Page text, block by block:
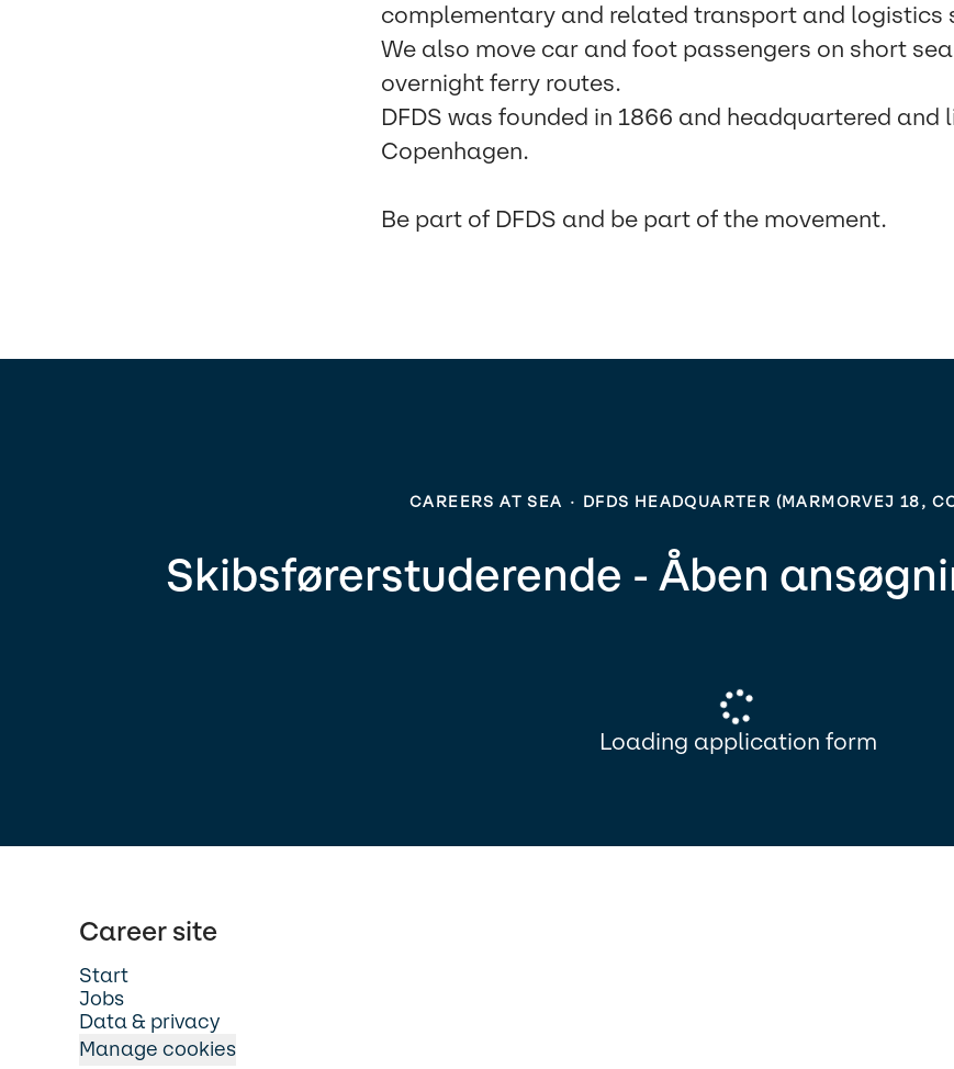
complementary and related transport and logistics
We also move car and foot passengers on short
overnight ferry routes.
DFDS was founded in 1866 and headquartered and
Copenhagen.
Be part of DFDS and be part of the movement.
CAREERS AT SEA · DFDS HEADQUARTER (MARMORVEJ 18,
Skibsførerstuderende - Åben
Loading application form
Career site
Start
Jobs
Data & privacy
Manage cookies